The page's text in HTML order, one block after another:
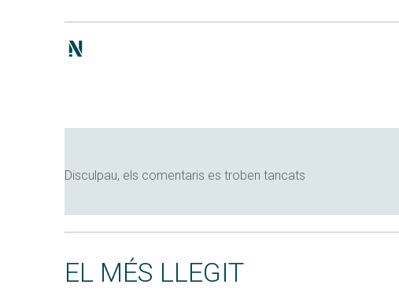
Disculpau, els comentaris es troben tancats
EL MÉS LLEGIT